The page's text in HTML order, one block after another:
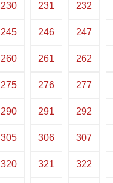
230 231 232
245 246 247
260 261 262
275 276 277
290 291 292
305 306 307
320 321 322